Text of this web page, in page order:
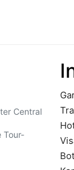
Central
Tour-